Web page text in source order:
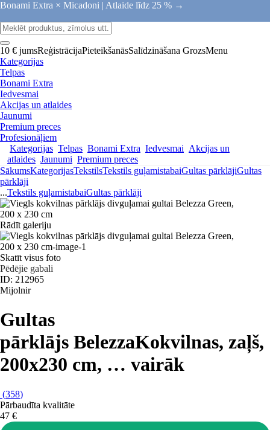
Bonami Extra × Micadoni | Atlaide līdz 25 % →
10 € jumsReģistrācijaPieteikšanāsSalīdzināšana GrozsMenu
Kategorijas
Telpas
Bonami Extra
Iedvesmai
Akcijas un atlaides
Jaunumi
Premium preces
Profesionāļiem
Kategorijas Telpas Bonami Extra Iedvesmai Akcijas un
atlaides Jaunumi Premium preces
SākumsKategorijasTekstilsTekstils guļamistabaiGultas pārklājiGultas
pārklāji
...Tekstils guļamistabaiGultas pārklāji
Rādīt galeriju
Skatīt visus foto
Pēdējie gabali
ID: 212965
Mijolnir
Gultas
pārklājs BelezzaKokvilnas, zaļš,
200x230 cm, … vairāk
(358)
Pārbaudīta kvalitāte
47 €